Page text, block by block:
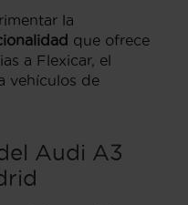
la
que ofrece
a Flexicar, el
vehículos de
Audi A3